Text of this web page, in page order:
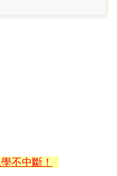
不中斷！